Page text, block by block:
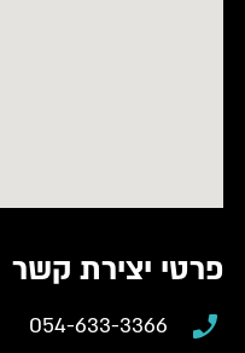
פרטי יצירת קשר
054-633-3366